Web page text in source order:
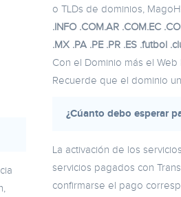
o TLDs de dominios,
.INFO .COM.AR .COM.EC
.MX .PA .PE .PR .ES .futbol
Con el Dominio más el
Recuerde que el dominio
¿Cúanto debo esperar
La activación de los
servicios pagados con
confirmarse el pago